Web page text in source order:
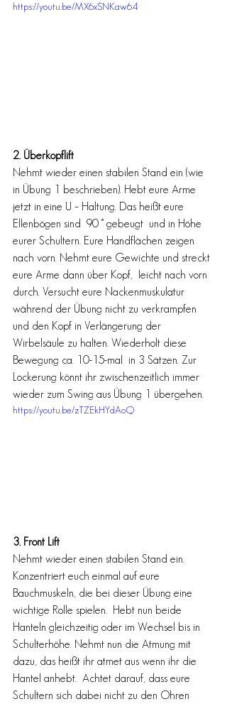
https://youtu.be/MX6xSNKaw64
2. Überkopflift
Nehmt wieder einen stabilen Stand ein (wie
in Übung 1 beschrieben). Hebt eure Arme
jetzt in eine U – Haltung. Das heißt eure
Ellenbögen sind  90 ° gebeugt  und in Höhe
eurer Schultern. Eure Handflächen zeigen
nach vorn. Nehmt eure Gewichte und streckt
eure Arme dann über Kopf,  leicht nach vorn
durch. Versucht eure Nackenmuskulatur
während der Übung nicht zu verkrampfen
und den Kopf in Verlängerung der
Wirbelsäule zu halten. Wiederholt diese
Bewegung ca. 10-15-mal  in 3 Sätzen. Zur
Lockerung könnt ihr zwischenzeitlich immer
wieder zum Swing aus Übung 1 übergehen.
https://youtu.be/zTZEkHYdAoQ
3. Front Lift
Nehmt wieder einen stabilen Stand ein.
Konzentriert euch einmal auf eure
Bauchmuskeln, die bei dieser Übung eine
wichtige Rolle spielen.  Hebt nun beide
Hanteln gleichzeitig oder im Wechsel bis in
Schulterhöhe. Nehmt nun die Atmung mit
dazu, das heißt ihr atmet aus wenn ihr die
Hantel anhebt.  Achtet darauf, dass eure
Schultern sich dabei nicht zu den Ohren